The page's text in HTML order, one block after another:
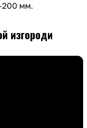
мм.
изгороди